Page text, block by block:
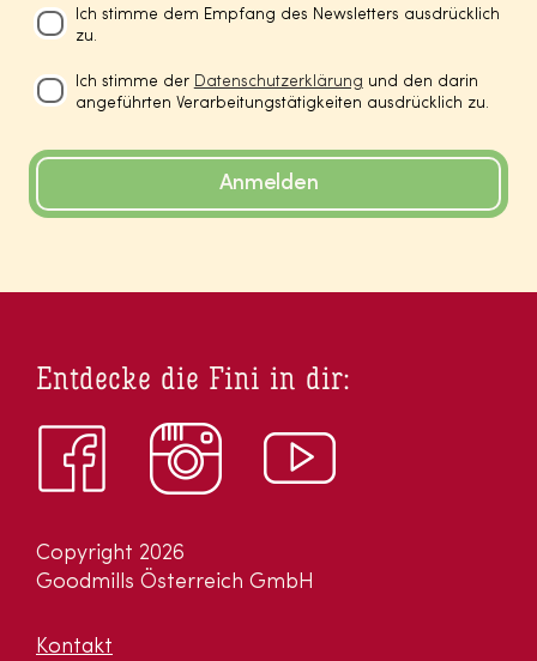
Ich stimme dem Empfang des Newsletters ausdrücklich
zu.
Ich stimme der Datenschutzerklärung und den darin
angeführten Verarbeitungstätigkeiten ausdrücklich zu.
Anmelden
Copyright 2026
Goodmills Österreich GmbH
Kontakt
Entdecke die Fini in dir: